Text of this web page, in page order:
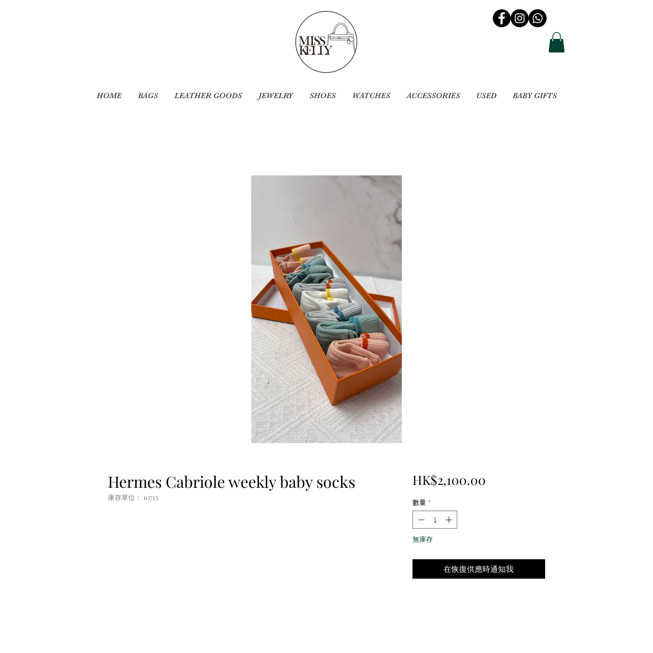
HOME BAGS LEATHER GOODS JEWELRY SHOES WATCHES ACCESSORIES USED BABY GIFTS
Hermes Cabriole weekly baby socks
庫存單位： 10713
HK$2,100.00價
數量 *
無庫存
在恢復供應時通知我